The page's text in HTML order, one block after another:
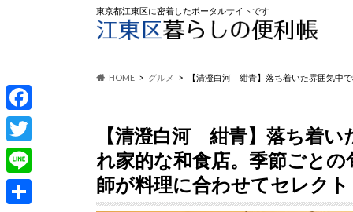
東京都江東区に密着したポータルサイトです
HOME グルメ 【清澄白河 紺青】落ち着いた雰囲気中
【清澄白河 紺青】落ち着
れ家的な和食店。季節ごと
師が料理に合わせてセレク
F
a
c
e
T
w
i
L